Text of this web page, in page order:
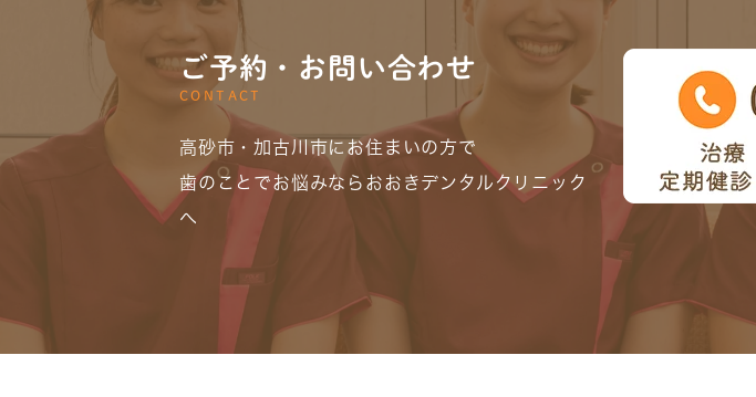
ご予約・お問い合わせ
CONTACT
高砂市・加古川市にお住まいの方で
歯のことでお悩みならおおきデンタルクリニック
へ